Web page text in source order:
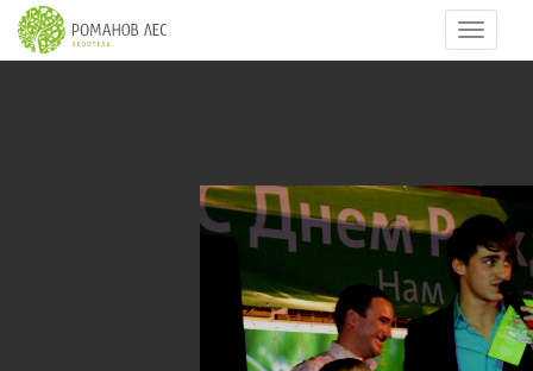
из 8